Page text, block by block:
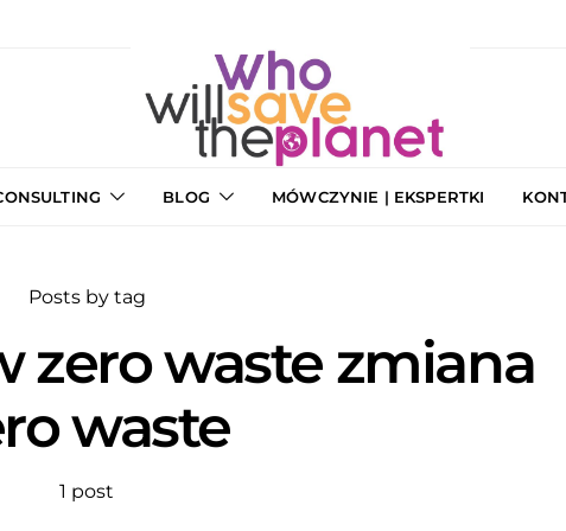
BLOG MÓWCZYNIE | EKSPERTKI
Posts by tag
zero waste zmiana
waste
1 post